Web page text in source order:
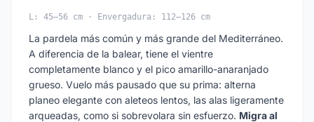
L: 45–56 cm · Envergadura: 112–126 cm
La pardela más común y más grande del Mediterráneo.
A diferencia de la balear, tiene el vientre
completamente blanco y el pico amarillo-anaranjado
grueso. Vuelo más pausado que su prima: alterna
planeo elegante con aleteos lentos, las alas ligeramente
arqueadas, como si sobrevolara sin esfuerzo. Migra al